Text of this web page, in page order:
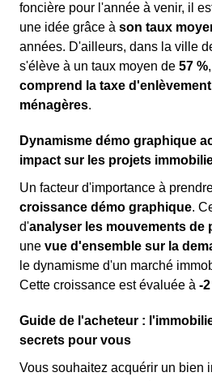
foncière pour l'année à venir, il
une idée grâce à son taux
années. D'ailleurs, dans la ville
s'élève à un taux moyen de 57 %
comprend la taxe
ménagères.
Dynamisme démo graphique
impact sur les projets
Un facteur d'importance à
croissance démo graphique.
d'analyser les mouvements de
une vue d'ensemble sur la
le dynamisme d'un marché
Cette croissance est évaluée à -
Guide de l'acheteur :
secrets pour vous
Vous souhaitez acquérir un bien